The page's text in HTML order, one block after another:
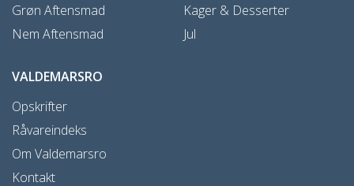
Grøn Aftensmad
Nem Aftensmad
Kager & Desserter
Jul
VALDEMARSRO
Opskrifter
Råvareindeks
Om Valdemarsro
Kontakt